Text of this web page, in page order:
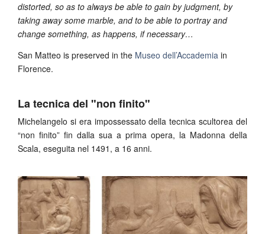
distorted, so as to always be able to gain by judgment, by
taking away some marble, and to be able to portray and
change something, as happens, if necessary…
San Matteo is preserved in the Museo dell’Accademia in
Florence.
La tecnica del "non finito"
Michelangelo si era impossessato della tecnica scultorea del
“non finito” fin dalla sua a prima opera, la Madonna della
Scala, eseguita nel 1491, a 16 anni.